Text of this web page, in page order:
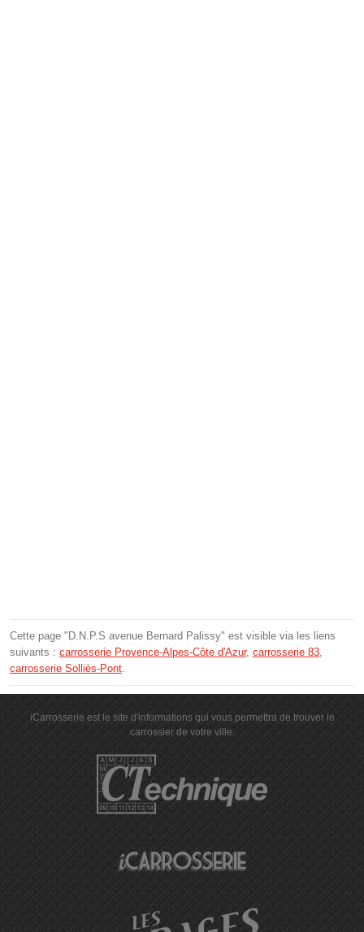
Cette page "D.N.P.S avenue Bernard Palissy" est visible via les liens
suivants : carrosserie Provence-Alpes-Côte d'Azur, carrosserie 83,
carrosserie Solliès-Pont.
iCarrosserie est le site d'informations qui vous permettra de trouver le
carrossier de votre ville.